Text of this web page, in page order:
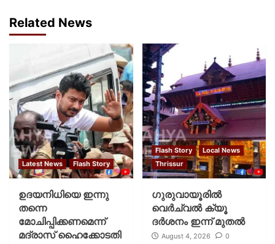
Related News
Latest News Flash Story
ഉദയനിധിയെ ഇന്നു
തന്നെ
മോചിപ്പിക്കണമെന്ന്
മദ്രാസ് ഹൈക്കോടതി
Flash Story
Local News
Thrissur
ഗുരുവായൂരില്‍
വെര്‍ച്വല്‍ ക്യൂ
ദര്‍ശനം ഇന്ന് മുതല്‍
August 4, 2026 0